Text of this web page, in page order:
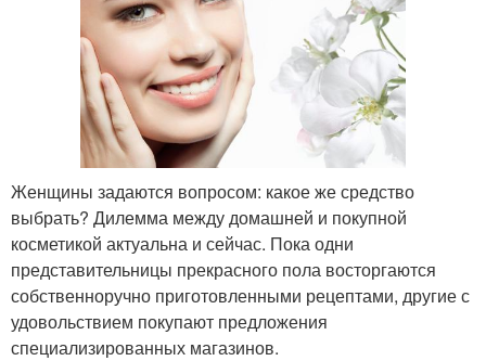
Женщины задаются вопросом: какое же средство
выбрать? Дилемма между домашней и покупной
косметикой актуальна и сейчас. Пока одни
представительницы прекрасного пола восторгаются
собственноручно приготовленными рецептами, другие с
удовольствием покупают предложения
специализированных магазинов.